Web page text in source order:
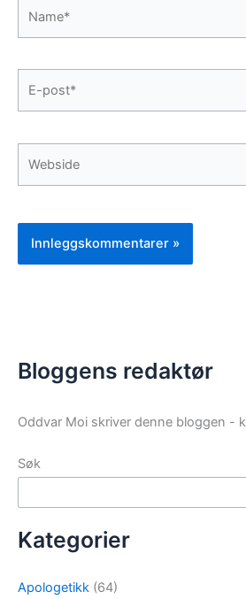
post*
Bloggens redaktør
Oddvar Moi skriver denne bloggen -
Søk
Kategorier
Apologetikk (64)